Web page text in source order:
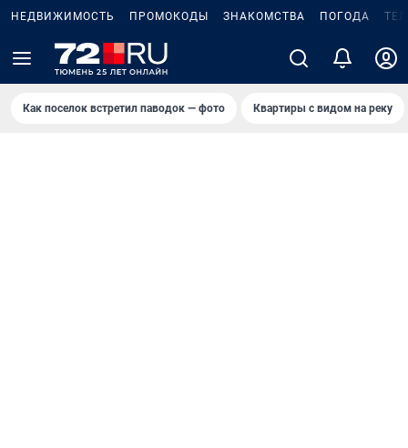
НЕДВИЖИМОСТЬ ПРОМОКОДЫ ЗНАКОМСТВА ПОГОДА
Как поселок встретил паводок — фото Квартиры с видом на реку